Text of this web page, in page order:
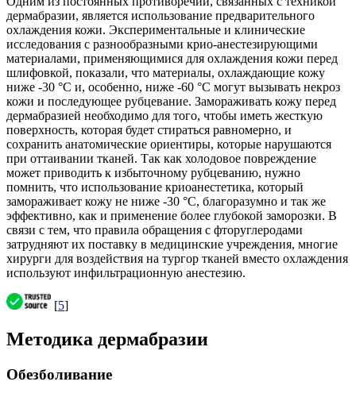
дермабразии, является использование предварительного
охлаждения кожи. Экспериментальные и клинические
исследования с разнообразными крио-анестезирующими
материалами, применяющимися для охлаждения кожи перед
шлифовкой, показали, что материалы, охлаждающие кожу
ниже -30 °С и, особенно, ниже -60 °С могут вызывать некроз
кожи и последующее рубцевание. Замораживать кожу перед
дермабразией необходимо для того, чтобы иметь жесткую
поверхность, которая будет стираться равномерно, и
сохранить анатомические ориентиры, которые нарушаются
при оттаивании тканей. Так как холодовое повреждение
может приводить к избыточному рубцеванию, нужно
помнить, что использование криоанестетика, который
замораживает кожу не ниже -30 °С, благоразумно и так же
эффективно, как и применение более глубокой заморозки. В
связи с тем, что правила обращения с фторуглеродами
затрудняют их поставку в медицинские учреждения, многие
хирурги для воздействия на тургор тканей вместо охлаждения
используют инфильтрационную анестезию.
[5]
Методика дермабразии
Обезболивание